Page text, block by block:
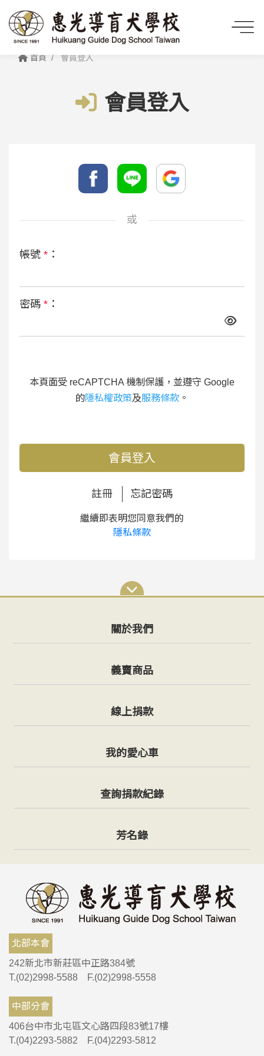
首頁 會員登入
會員登入
或
帳號 * ：
密碼 * ：
本頁面受 reCAPTCHA 機制保護，並遵守 Google
的隱私權政策及服務條款 。
會員登入
註冊 忘記密碼
繼續即表明您同意我們的
隱私條款
關於我們
義賣商品
線上捐款
我的愛心車
查詢捐款紀錄
芳名錄
北部本會
242新北市新莊區中正路384號
T.(02)2998-5588 F.(02)2998-5558
中部分會
406台中市北屯區文心路四段83號17樓
T.(04)2293-5882 F.(04)2293-5812